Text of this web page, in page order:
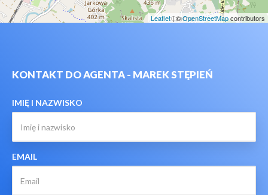
Leaflet| ©OpenStreetMapcontributors
KONTAKT DO AGENTA - MAREK STĘPIEŃ
IMIĘ I NAZWISKO
EMAIL